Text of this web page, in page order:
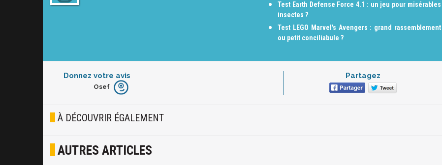
Test Earth Defense Force 4.1 : un jeu pour misérables
insectes ?
Test LEGO Marvel's Avengers : grand rassemblement
ou petit conciliabule ?
Donnez votre avis
Furieux
Joyeux
Osef
Partagez
À DÉCOUVRIR ÉGALEMENT
AUTRES ARTICLES